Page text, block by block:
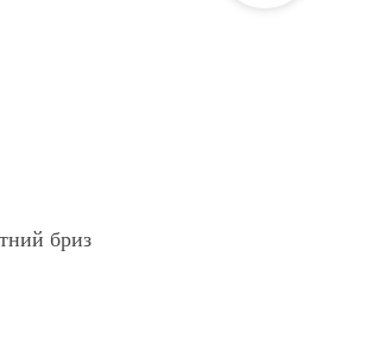
бриз